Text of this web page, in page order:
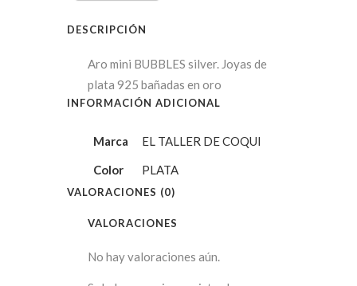
DESCRIPCIÓN
Aro mini BUBBLES silver. Joyas de
plata 925 bañadas en oro
INFORMACIÓN ADICIONAL
Marca
EL TALLER DE COQUI
Color
PLATA
VALORACIONES (0)
VALORACIONES
No hay valoraciones aún.